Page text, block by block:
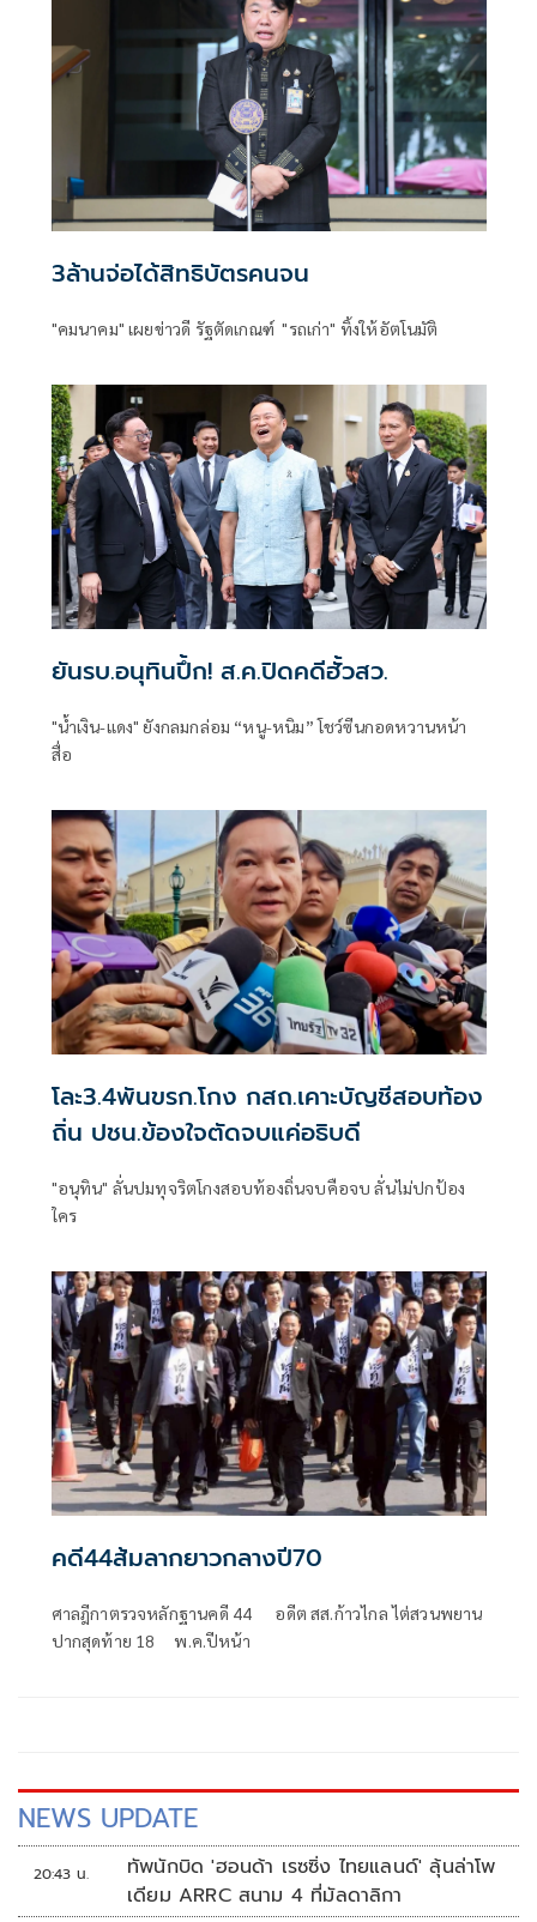
3ล้านจ่อได้สิทธิบัตรคนจน
"คมนาคม" เผยข่าวดี รัฐตัดเกณฑ์ "รถเก่า" ทิ้งให้อัตโนมัติ
ยันรบ.อนุทินปึ้ก! ส.ค.ปิดคดีฮั้วสว.
"น้ำเงิน-แดง" ยังกลมกล่อม “หนู-หนิม” โชว์ซีนกอดหวานหน้า
สื่อ
โละ3.4พันขรก.โกง กสถ.เคาะบัญชีสอบท้อง
ถิ่น ปชน.ข้องใจตัดจบแค่อธิบดี
"อนุทิน" ลั่นปมทุจริตโกงสอบท้องถิ่นจบคือจบ ลั่นไม่ปกป้อง
ใคร
คดี44ส้มลากยาวกลางปี70
ศาลฎีกาตรวจหลักฐานคดี 44 อดีต สส.ก้าวไกล ไต่สวนพยาน
ปากสุดท้าย 18 พ.ค.ปีหน้า
NEWS UPDATE
20:43 น.
ทัพนักบิด 'ฮอนด้า เรซซิ่ง ไทยแลนด์' ลุ้นล่าโพ
เดียม ARRC สนาม 4 ที่มัลดาลิกา